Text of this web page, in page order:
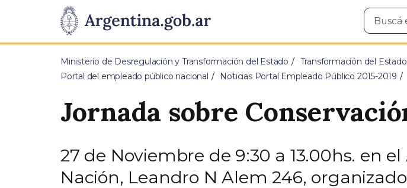
Presidencia
de
Pasar al contenido principal
Buscar
en
Ministerio de Desregulación y Transformación del Estado Transformación del
Portal del empleado público nacional
Noticias Portal Empleado Público 2015-2019
Jornada sobre
27 de Noviembre de 9:30 a 13.00hs. en
Nación, Leandro N Alem 246,